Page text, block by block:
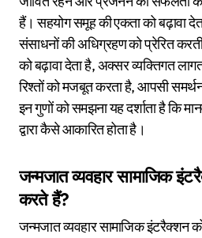
हैं। सहयोग समूह की एकता को बढ़ावा
संसाधनों की अधिग्रहण को प्रेरित
को बढ़ावा देता है, अक्सर व्यक्तिगत
रिश्तों को मजबूत करता है, आपसी
इन गुणों को समझना यह दर्शाता है कि
द्वारा कैसे आकारित होता है।
जन्मजात व्यवहार सामाजिक
करते हैं?
जन्मजात व्यवहार सामाजिक इंटरैक्शन